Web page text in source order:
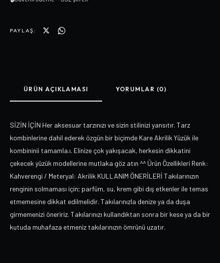
PAYLAŞ:
ÜRÜN AÇIKLAMASI YORUMLAR (0)
SİZİN İÇİN Her aksesuar tarzınızı ve sizin stilinizi yansıtır. Tarz
kombinlerine dahil ederek özgün bir biçimde Kare Akrilik Yüzük ile
kombininii tamamla.ı. Elinize çok yakışacak, herkesin dikkatini
çekecek yüzük modellerine mutlaka göz atın ^^ Ürün Özellikleri Renk:
Kahverengi / Meteryal: Akrilik KULLANIM ÖNERİLERİ Takılarınızın
renginin solmaması için; parfüm, su, krem gibi dış etkenler ile temas
etmemesine dikkat edilmelidir. Takılarınızla denize ya da duşa
girmemenizi öneririz. Takılarınızı kullandıktan sonra bir kese ya da bir
kutuda muhafaza etmeniz takılarınızın ömrünü uzatır.